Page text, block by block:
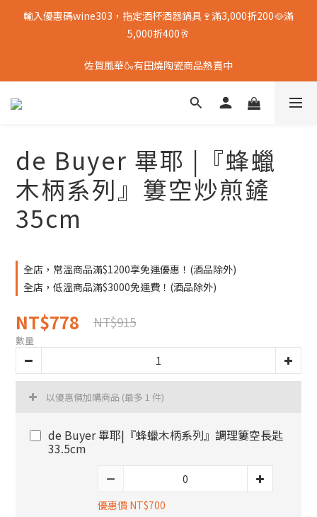
輸入優惠碼wine303，指定酒杯酒器鍋具🍷滿3,000折200🥘滿
5,000折400🥂
佐賀風華🍶有田燒陶瓷商品熱賣中
de Buyer 畢耶 |『蜂蠟
木柄系列』簍空炒煎鏟
35cm
全店，常溫商品滿$1200享免運優惠！(酒品除外)
全店，低溫商品滿$3000免運費！(酒品除外)
NT$778 NT$915
數量
以優惠價加購商品 (最多 1 件)
de Buyer 畢耶|『蜂蠟木柄系列』調理簍空長匙
33.5cm
優惠價 NT$700